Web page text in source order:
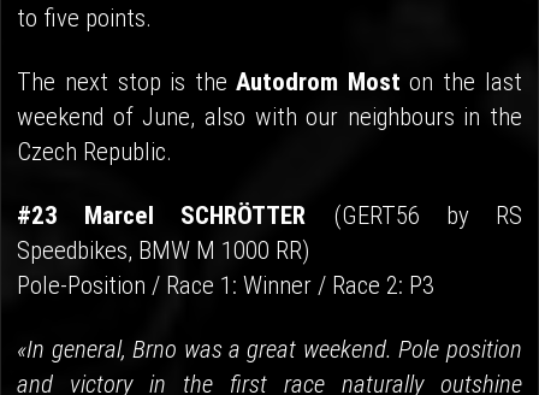
to five points.
The next stop is theAutodrom Most on the last
weekend of June, also with our neighbours in the
Czech Republic.
#23 Marcel SCHRÖTTER (GERT56 by RS
Speedbikes, BMW M 1000 RR)
Pole-Position / Race 1: Winner / Race 2: P3
«In general, Brno was a great weekend. Pole position
and victory in the first race naturally outshine